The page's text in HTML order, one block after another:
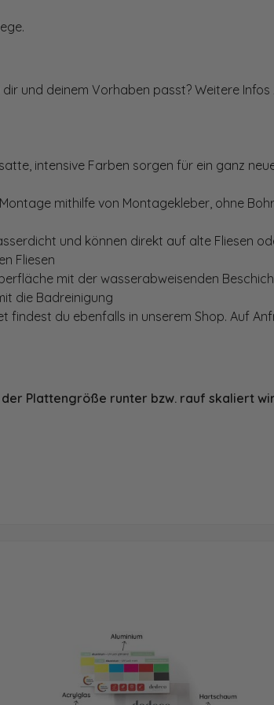
und deinem Vorhaben passt? Weitere
intensive Farben sorgen für ein ganz
mithilfe von Montagekleber, ohne
und können direkt auf alte Fliesen
Fliesen
mit der wasserabweisenden
die Badreinigung
findest du ebenfalls in unserem Shop. Auf
Plattengröße runter bzw. rauf skaliert